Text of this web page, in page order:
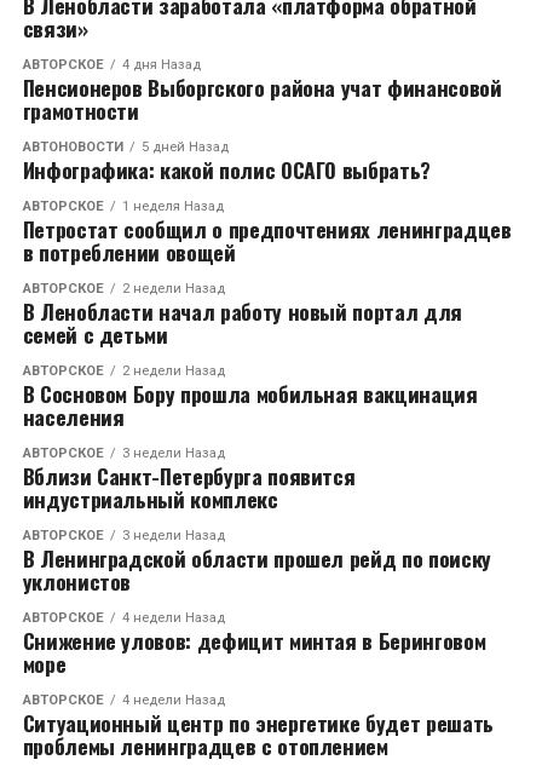
делятся успехами обучающихся в школах
Ленинградской области.
RELATED TOPICS:
CЛЕДУЮЩЕЕ
Таможенные органы стран СНГ намерены подписать
меморандум о сотрудничестве при возникновении
ЧС на КПП
НЕ ПРОПУСТИТЕ
Для решения проблем с отоплением в Ленобласти
создан штаб
связи»
АВТОРСКОЕ 4 дня Назад
Пенсионеров Выборгского района учат финансовой
грамотности
АВТОНОВОСТИ 5 дней Назад
Инфографика: какой полис ОСАГО выбрать?
АВТОРСКОЕ 1 неделя Назад
Петростат сообщил о предпочтениях ленинградцев
в потреблении овощей
АВТОРСКОЕ 2 недели Назад
В Ленобласти начал работу новый портал для
семей с детьми
АВТОРСКОЕ 2 недели Назад
В Сосновом Бору прошла мобильная вакцинация
населения
АВТОРСКОЕ 3 недели Назад
Вблизи Санкт-Петербурга появится
индустриальный комплекс
АВТОРСКОЕ 3 недели Назад
В Ленинградской области прошел рейд по поиску
уклонистов
АВТОРСКОЕ 4 недели Назад
Снижение уловов: дефицит минтая в Беринговом
море
АВТОРСКОЕ 4 недели Назад
Ситуационный центр по энергетике будет решать
проблемы ленинградцев с отоплением